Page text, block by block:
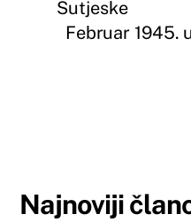
Sutjeske
Februar 1945.
Najnoviji